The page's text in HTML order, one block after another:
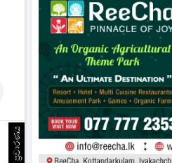
ප්‍රචාරණය